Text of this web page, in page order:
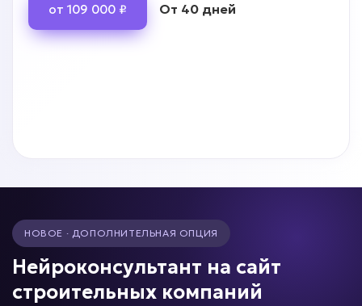
от 109 000 ₽ От 40 дней
НОВОЕ · ДОПОЛНИТЕЛЬНАЯ ОПЦИЯ
Нейроконсультант на сайт
строительных компаний